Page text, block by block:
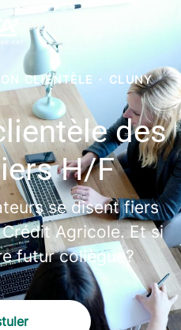
CLIENTÈLE · CLUNY
des
H/F
se disent fiers
Agricole. Et si
futur collègue?